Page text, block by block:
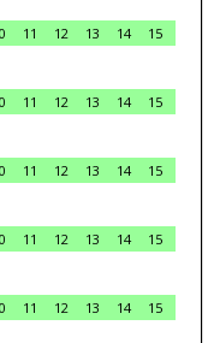
11 12 13 14
15
11 12 13 14
15
11 12 13 14
15
11 12 13 14
15
11 12 13 14
15